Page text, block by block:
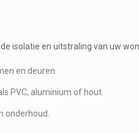
isolatie en uitstraling van uw
en deuren.
PVC, aluminium of hout.
onderhoud.